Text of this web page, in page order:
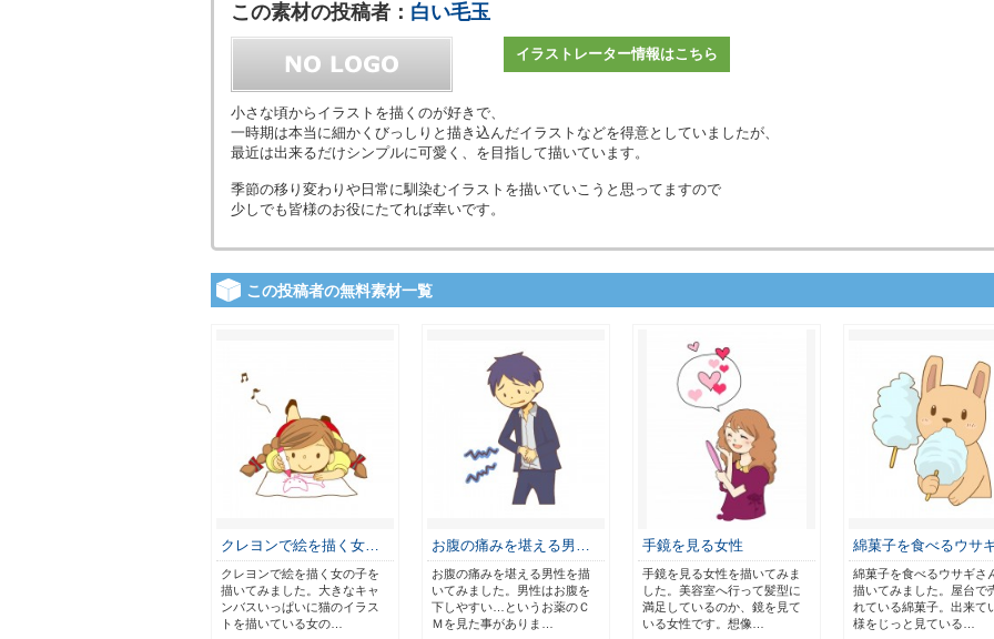
この素材の投稿者： 白い毛玉
イラストレーター情報はこちら
小さな頃からイラストを描くのが好きで、
一時期は本当に細かくびっしりと描き込んだイラストなどを得意としていましたが、
最近は出来るだけシンプルに可愛く、を目指して描いています。
季節の移り変わりや日常に馴染むイラストを描いていこうと思ってますので
少しでも皆様のお役にたてれば幸いです。
この投稿者の無料素材一覧
クレヨンで絵を描く女…
クレヨンで絵を描く女の子を
描いてみました。大きなキャ
ンバスいっぱいに猫のイラス
トを描いている女の…
お腹の痛みを堪える男…
お腹の痛みを堪える男性を描
いてみました。男性はお腹を
下しやすい…というお薬のＣ
Ｍを見た事がありま…
手鏡を見る女性
手鏡を見る女性を描いてみま
した。美容室へ行って髪型に
満足しているのか、鏡を見て
いる女性です。想像…
綿菓子を食べるウサ
綿菓子を食べるウサギさ
描いてみました。屋台で
れている綿菓子。出来て
様をじっと見ている…